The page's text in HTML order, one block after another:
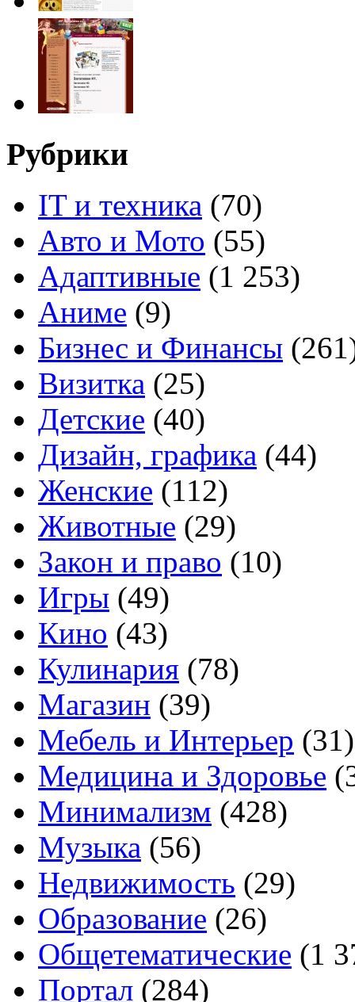
Рубрики
IT и техника (70)
Авто и Мото (55)
Адаптивные (1 253)
Аниме (9)
Бизнес и Финансы
Визитка (25)
Детские (40)
Дизайн, графика (44)
Женские (112)
Животные (29)
Закон и право (10)
Игры (49)
Кино (43)
Кулинария (78)
Магазин (39)
Мебель и Интерьер (31)
Медицина и Здоровье
Минимализм (428)
Музыка (56)
Недвижимость (29)
Образование (26)
Общетематические (1
Портал (284)